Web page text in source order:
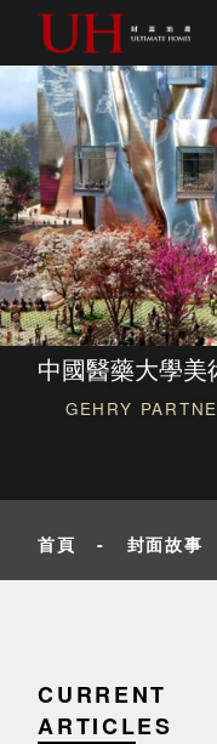
中國醫藥大學美
GEHRY
首頁 - 封面故事
CURRENT
ARTICLES